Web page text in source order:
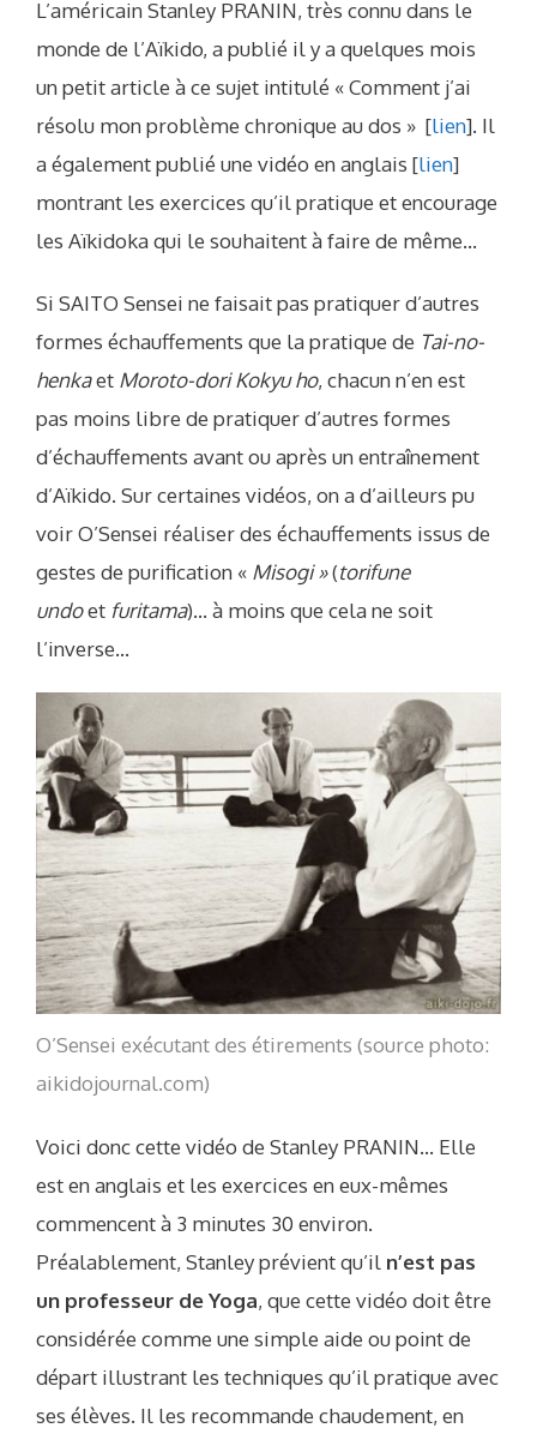
L’américain Stanley PRANIN, très connu dans le
monde de l’Aïkido, a publié il y a quelques mois
un petit article à ce sujet intitulé « Comment j’ai
résolu mon problème chronique au dos » [lien]. Il
a également publié une vidéo en anglais [lien]
montrant les exercices qu’il pratique et encourage
les Aïkidoka qui le souhaitent à faire de même…
Si SAITO Sensei ne faisait pas pratiquer d’autres
formes échauffements que la pratique de Tai-no-
henkaet Moroto-dori Kokyu ho, chacun n’en est
pas moins libre de pratiquer d’autres formes
d’échauffements avant ou après un entraînement
d’Aïkido. Sur certaines vidéos, on a d’ailleurs pu
voir O’Sensei réaliser des échauffements issus de
gestes de purification « Misogi »(torifune
undoet furitama)… à moins que cela ne soit
l’inverse…
O’Sensei exécutant des étirements (source photo:
aikidojournal.com)
Voici donc cette vidéo de Stanley PRANIN… Elle
est en anglais et les exercices en eux-mêmes
commencent à 3 minutes 30 environ.
Préalablement, Stanley prévient qu’il n’est pas
un professeur de Yoga, que cette vidéo doit être
considérée comme une simple aide ou point de
départ illustrant les techniques qu’il pratique avec
ses élèves. Il les recommande chaudement, en